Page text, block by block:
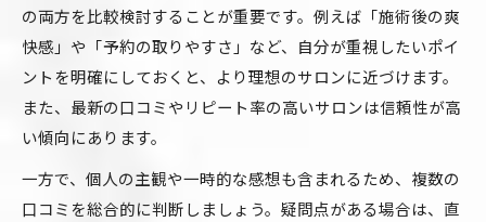
の両方を比較検討することが重要です。例えば「施術後の爽
快感」や「予約の取りやすさ」など、自分が重視したいポイ
ントを明確にしておくと、より理想のサロンに近づけます。
また、最新の口コミやリピート率の高いサロンは信頼性が高
い傾向にあります。
一方で、個人の主観や一時的な感想も含まれるため、複数の
口コミを総合的に判断しましょう。疑問点がある場合は、直